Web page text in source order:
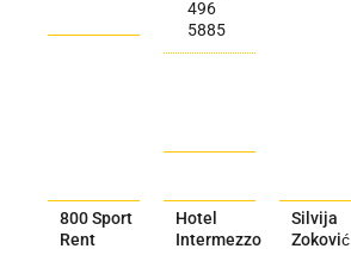
496
5885
800 Sport
Rent
Hotel
Intermezzo
Silvija
Zoković